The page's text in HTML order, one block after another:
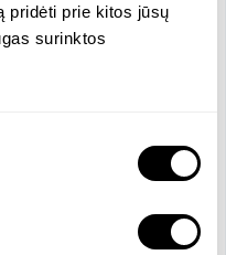
pridėti prie kitos jūsų
surinktos
ataskaitas.
užmokesčio